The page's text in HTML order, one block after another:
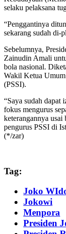
selaku pelaksana
“Penggantinya
sekarang sudah di-
Sebelumnya,
Zainudin Amali
bola nasional.
Wakil Ketua Umum
(PSSI).
“Saya sudah dapat
fokus mengurus
keterangannya usai
pengurus PSSI di
(*/zar)
Tag:
Joko
Jokowi
Menpora
Presiden